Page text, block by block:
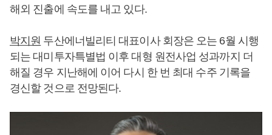
해외 진출에 속도를 내고 있다.
박지원 두산에너빌리티 대표이사 회장은 오는 6월 시행
되는 대미투자특별법 이후 대형 원전사업 성과까지 더
해질 경우 지난해에 이어 다시 한 번 최대 수주 기록을
경신할 것으로 전망된다.